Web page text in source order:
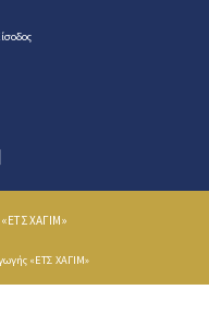
ΧΑΓΙM»
«ΕΤΣ ΧΑΓΙM»